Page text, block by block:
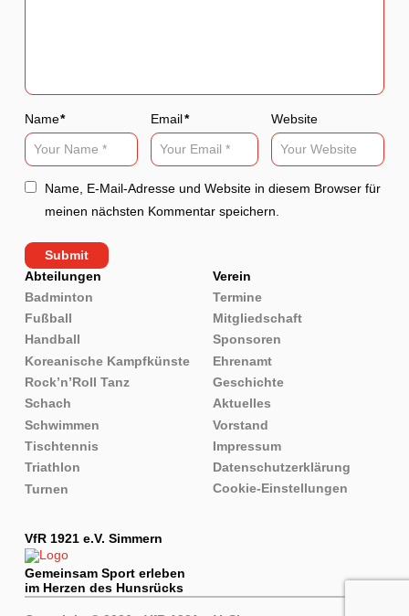
Name* Email* Website
Name, E-Mail-Adresse und Website in diesem Browser für
meinen nächsten Kommentar speichern.
Abteilungen
Badminton
Fußball
Handball
Koreanische Kampfkünste
Rock’n’Roll Tanz
Schach
Schwimmen
Tischtennis
Triathlon
Turnen
Verein
Termine
Mitgliedschaft
Sponsoren
Ehrenamt
Geschichte
Aktuelles
Vorstand
Impressum
Datenschutzerklärung
Cookie-Einstellungen
VfR 1921 e.V. Simmern
Gemeinsam Sport erleben
im Herzen des Hunsrücks